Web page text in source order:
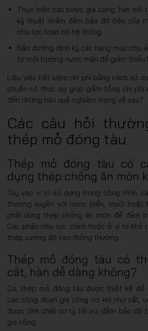
Thực hiện các bước gia công, hàn nối
kỹ thuật nhằm đảm bảo độ bền của
chịu lực toàn bộ hệ thống
Bảo dưỡng định kỳ các hạng mục chịu
từ môi trường nước mặn để giảm thiểu
Liệu việc tiết kiệm chi phí bằng cách sử
chuẩn có thực sự giúp giảm tổng chi phí
đến những hậu quả nghiêm trọng về sau?
Các câu hỏi
thép mỏ đóng tàu
Thép mỏ đóng tàu có
dụng thép chống ăn mòn
Tùy vào vị trí sử dụng trong công trình,
thường xuyên với nước biển, muối hoặc
phải dùng thép chống ăn mòn để đảm
Các phần chịu lực chính hoặc ở vị trí khô
thép cường độ cao thông thường.
Thép mỏ đóng tàu có
cắt, hàn dễ dàng không?
Có, thép mỏ đóng tàu được thiết kế để
các công đoạn gia công cơ khí như cắt,
được tính chất cơ lý tối ưu, đảm bảo độ
gia công.